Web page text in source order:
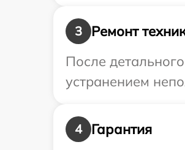
3
Ремонт
После
устранением
4
Гарантия